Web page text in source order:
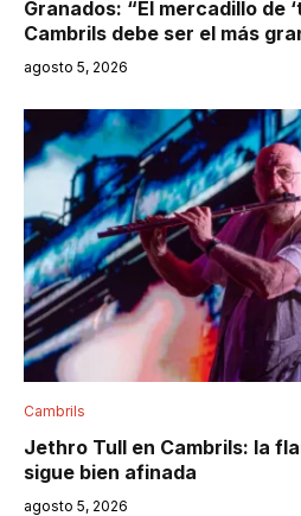
Granados: “El mercadillo de
Cambrils debe ser el más
agosto 5, 2026
Cambrils
Jethro Tull en Cambrils: la
sigue bien afinada
agosto 5, 2026